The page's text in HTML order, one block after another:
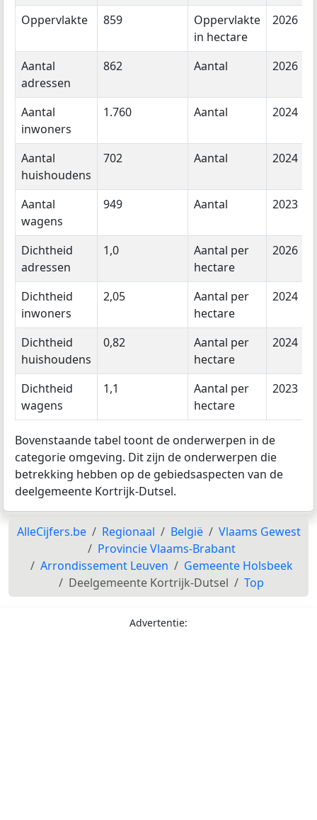
Oppervlakte 859
Oppervlakte
in hectare
2026
Aantal
adressen
862 Aantal 2026
Aantal
inwoners
1.760 Aantal 2024
Aantal
huishoudens
702 Aantal 2024
Aantal
wagens
949 Aantal 2023
Dichtheid
adressen
1,0
Aantal per
hectare
2026
Dichtheid
inwoners
2,05
Aantal per
hectare
2024
Dichtheid
huishoudens
0,82
Aantal per
hectare
2024
Dichtheid
wagens
1,1
Aantal per
hectare
2023
Bovenstaande tabel toont de onderwerpen in de
categorie omgeving. Dit zijn de onderwerpen die
betrekking hebben op de gebiedsaspecten van de
deelgemeente Kortrijk-Dutsel.
AlleCijfers.be Regionaal België
Vlaams Gewest
Provincie Vlaams-Brabant
Arrondissement Leuven
Gemeente Holsbeek
Deelgemeente Kortrijk-Dutsel
Top
Advertentie: